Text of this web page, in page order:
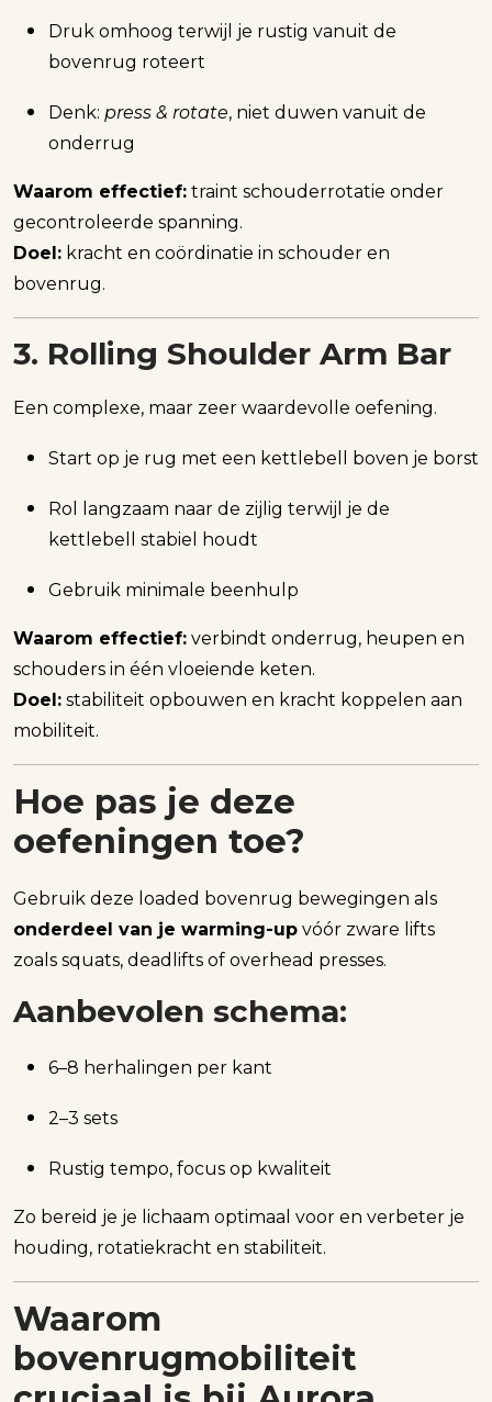
Druk omhoog terwijl je rustig vanuit de
bovenrug roteert
Denk: press & rotate, niet duwen vanuit de
onderrug
Waarom effectief: traint schouderrotatie onder
gecontroleerde spanning.
Doel: kracht en coördinatie in schouder en
bovenrug.
3. Rolling Shoulder Arm Bar
Een complexe, maar zeer waardevolle oefening.
Start op je rug met een kettlebell boven je borst
Rol langzaam naar de zijlig terwijl je de
kettlebell stabiel houdt
Gebruik minimale beenhulp
Waarom effectief: verbindt onderrug, heupen en
schouders in één vloeiende keten.
Doel: stabiliteit opbouwen en kracht koppelen aan
mobiliteit.
Hoe pas je deze
oefeningen toe?
Gebruik deze loaded bovenrug bewegingen als
onderdeel van je warming-up vóór zware lifts
zoals squats, deadlifts of overhead presses.
Aanbevolen schema:
6–8 herhalingen per kant
2–3 sets
Rustig tempo, focus op kwaliteit
Zo bereid je je lichaam optimaal voor en verbeter je
houding, rotatiekracht en stabiliteit.
Waarom
bovenrugmobiliteit